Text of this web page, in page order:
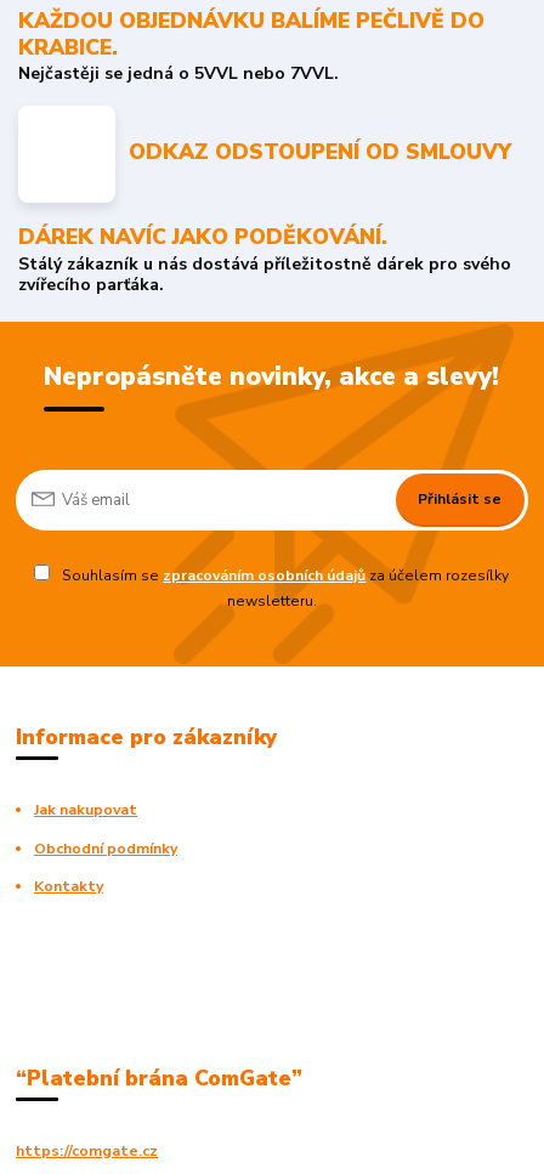
KAŽDOU OBJEDNÁVKU BALÍME PEČLIVĚ DO
KRABICE.
Nejčastěji se jedná o 5VVL nebo 7VVL.
ODKAZ ODSTOUPENÍ OD SMLOUVY
DÁREK NAVÍC JAKO PODĚKOVÁNÍ.
Stálý zákazník u nás dostává příležitostně dárek pro svého
zvířecího parťáka.
Nepropásněte novinky, akce a slevy!
Přihlásit se
Souhlasím se zpracováním osobních údajůza účelem rozesílky
newsletteru.
Informace pro zákazníky
Jak nakupovat
Obchodní podmínky
Kontakty
“Platební brána ComGate”
https://comgate.cz